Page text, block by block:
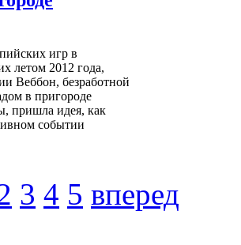
игр в
летом 2012 года,
Веббон, безработной
в пригороде
пришла идея, как
событии
3 4 5 вперед